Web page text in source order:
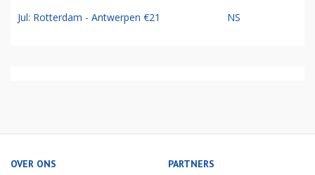
Jul: Rotterdam - Antwerpen €21 NS
OVER ONS PARTNERS